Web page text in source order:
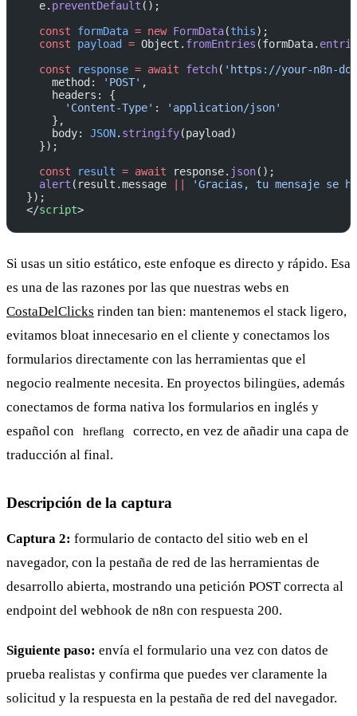
  e.
preventDefault ();
  const
formData = new FormData(this);
  const
payload = Object. fromEntries (formData.
  const
response = await fetch( 'https://your-n8n-
    method:
'POST' ,
    headers: {
      'Content-Type'
:
'application/json'
    },
    body:
JSON. stringify(payload)
  });
  const
result = await response. json();
  alert
(result.message
'Gracias, tu mensaje se
});
</script>
Si usas un sitio estático, este enfoque es directo y rápido. Esa
es una de las razones por las que nuestras webs en
CostaDelClicks rinden tan bien: mantenemos el stack ligero,
evitamos bloat innecesario en el cliente y conectamos los
formularios directamente con las herramientas que el
negocio realmente necesita. En proyectos bilingües, además
conectamos de forma nativa los formularios en inglés y
español con
hreflang
correcto, en vez de añadir una capa de
traducción al final.
Descripción de la captura
Captura 2: formulario de contacto del sitio web en el
navegador, con la pestaña de red de las herramientas de
desarrollo abierta, mostrando una petición POST correcta al
endpoint del webhook de n8n con respuesta 200.
Siguiente paso: envía el formulario una vez con datos de
prueba realistas y confirma que puedes ver claramente la
solicitud y la respuesta en la pestaña de red del navegador.